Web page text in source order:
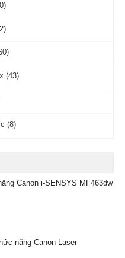
(43)
(8)
Canon i-SENSYS MF463dw
năng Canon Laser